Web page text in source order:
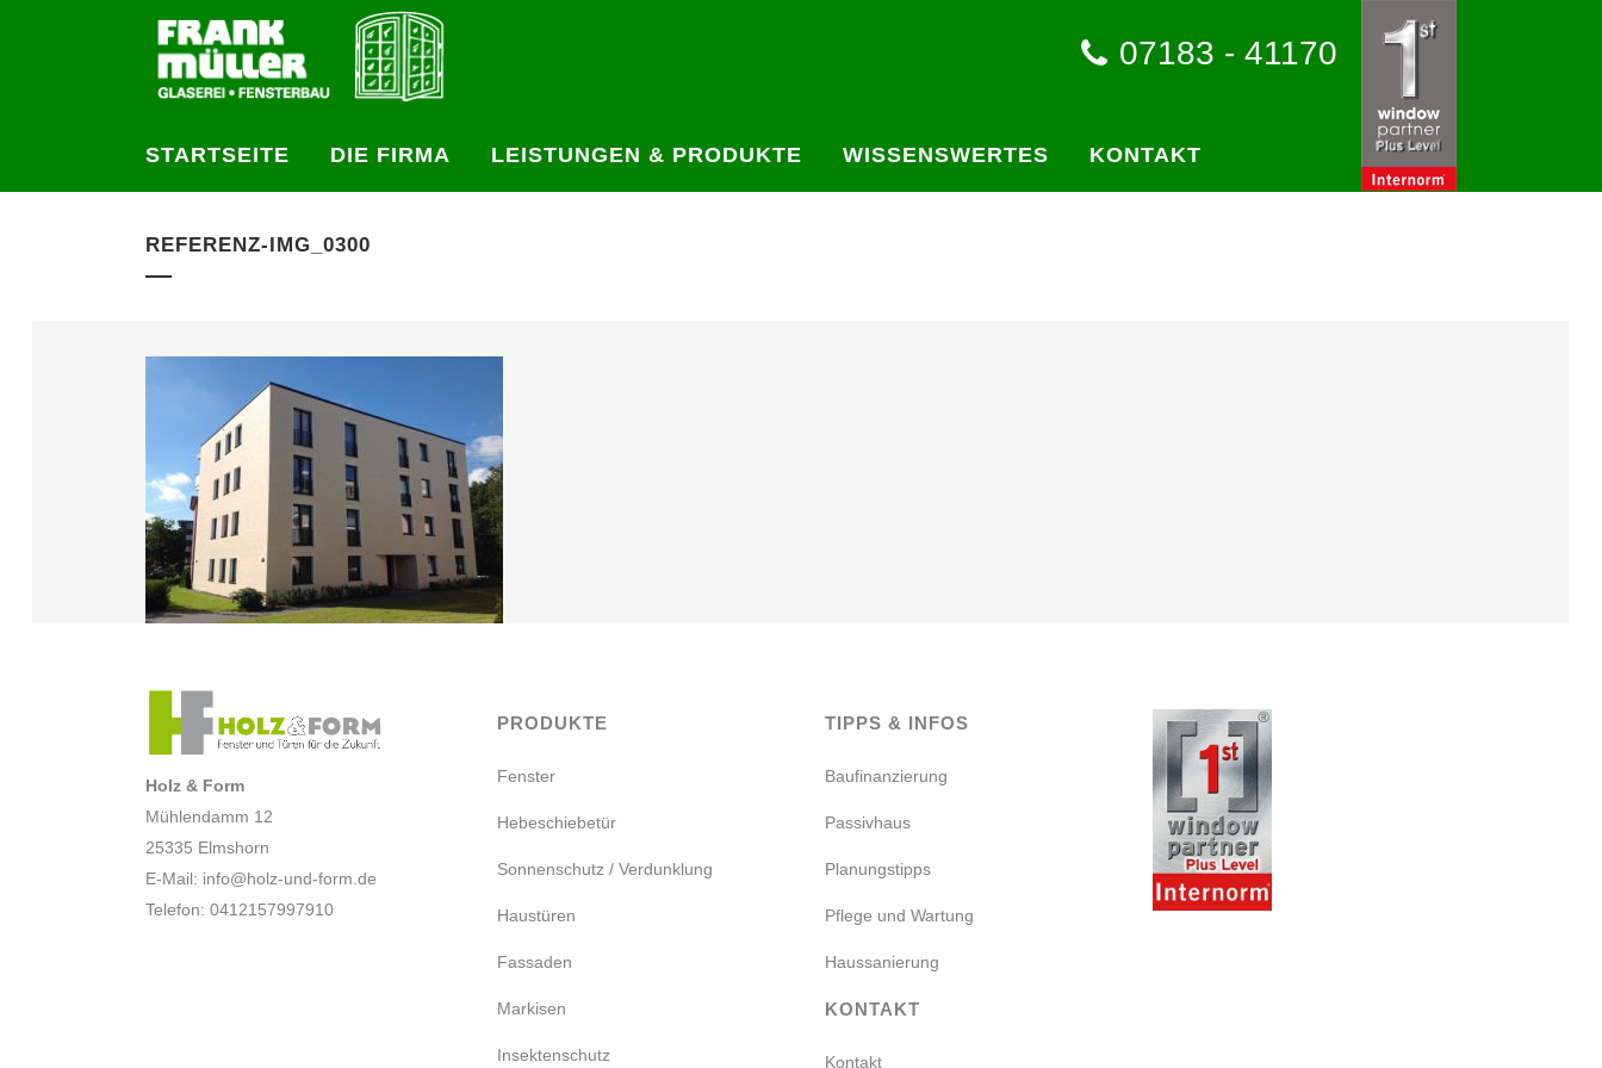
07183 - 41170
STARTSEITE DIE FIRMA LEISTUNGEN & PRODUKTE WISSENSWERTES KONTAKT
REFERENZ-IMG_0300
Holz & Form
Mühlendamm 12
25335 Elmshorn
E-Mail: info@holz-und-form.de
Telefon: 0412157997910
PRODUKTE
Fenster
Hebeschiebetür
Sonnenschutz / Verdunklung
Haustüren
Fassaden
Markisen
Insektenschutz
TIPPS & INFOS
Baufinanzierung
Passivhaus
Planungstipps
Pflege und Wartung
Haussanierung
KONTAKT
Kontakt